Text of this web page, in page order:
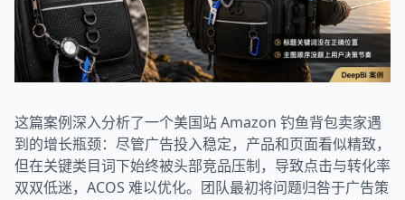
这篇案例深入分析了一个美国站 Amazon 钓鱼背包卖家遇
到的增长瓶颈：尽管广告投入稳定，产品和页面看似精致，
但在关键类目词下始终被头部竞品压制，导致点击与转化率
双双低迷，ACOS 难以优化。团队最初将问题归咎于广告策